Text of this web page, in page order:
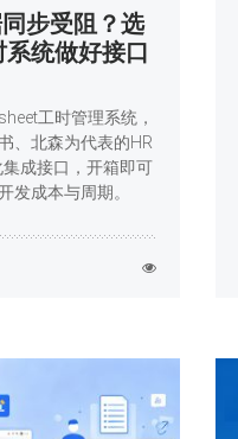
步受阻？选
统做好接口
工时管理系统，
、北森为代表的HR
成接口，开箱即可
发成本与周期。